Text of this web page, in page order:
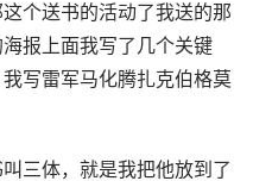
个送书的活动了我送的那
报上面我写了几个关键
写雷军马化腾扎克伯格莫
三体，就是我把他放到了